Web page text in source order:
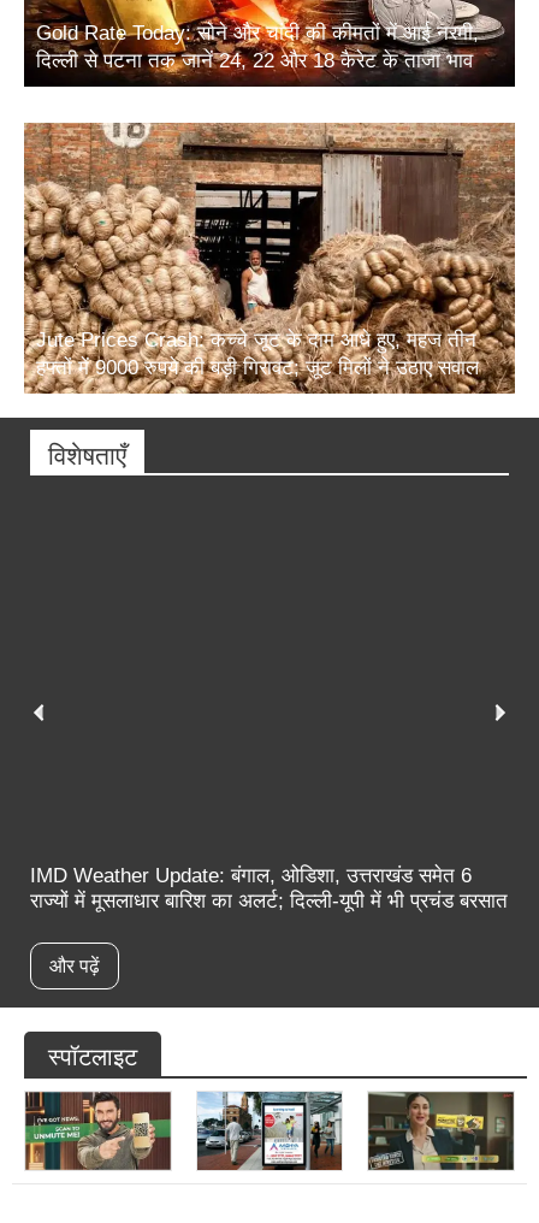
Gold Rate Today: सोने और चांदी की कीमतों में आई नरमी,
दिल्ली से पटना तक जानें 24, 22 और 18 कैरेट के ताजा भाव
Jute Prices Crash: कच्चे जूट के दाम आधे हुए, महज तीन
हफ्तों में 9000 रुपये की बड़ी गिरावट; जूट मिलों ने उठाए सवाल
विशेषताएँ
IMD Weather Update: बंगाल, ओडिशा, उत्तराखंड समेत 6
राज्यों में मूसलाधार बारिश का अलर्ट; दिल्ली-यूपी में भी प्रचंड बरसात
और पढ़ें
स्पॉटलाइट